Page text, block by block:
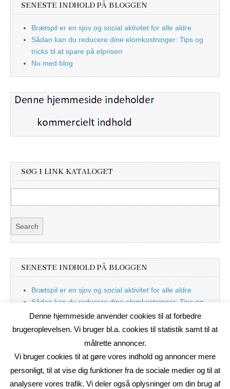
SENESTE INDHOLD PÅ BLOGGEN
Brætspil er en sjov og social aktivitet for alle aldre
Sådan kan du reducere dine elomkostninger: Tips og
tricks til at spare på elprisen
Nu med blog
SØG I LINK KATALOGET
SENESTE INDHOLD PÅ BLOGGEN
Brætspil er en sjov og social aktivitet for alle aldre
Sådan kan du reducere dine elomkostninger: Tips og
tricks til at spare på elprisen
Nu med blog
Denne hjemmeside anvender cookies til at forbedre
brugeroplevelsen. Vi bruger bl.a. cookies til statistik samt til at
målrette annoncer.
Vi bruger cookies til at gøre vores indhold og annoncer mere
personligt, til at vise dig funktioner fra de sociale medier og til at
analysere vores trafik. Vi deler også oplysninger om din brug af